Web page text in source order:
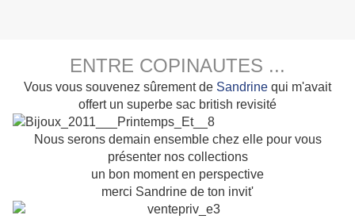
ENTRE COPINAUTES ...
Vous vous souvenez sûrement de Sandrine qui m'avait
offert un superbe sac british revisité
Nous serons demain ensemble chez elle pour vous
présenter nos collections
un bon moment en perspective
merci Sandrine de ton invit'